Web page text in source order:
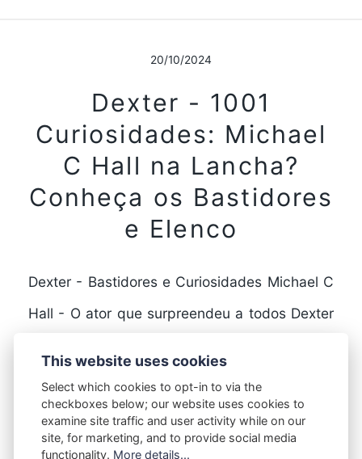
20/10/2024
Dexter - 1001
Curiosidades: Michael
C Hall na Lancha?
Conheça os Bastidores
e Elenco
Dexter - Bastidores e Curiosidades Michael C
Hall - O ator que surpreendeu a todos Dexter
FULL STORY
This website uses cookies
Select which cookies to opt-in to via the
checkboxes below; our website uses cookies to
examine site traffic and user activity while on our
site, for marketing, and to provide social media
functionality. More details...